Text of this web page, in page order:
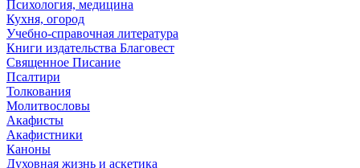
Психология, медицина
Кухня, огород
Учебно-справочная литература
Книги издательства Благовест
Священное Писание
Псалтири
Толкования
Молитвословы
Акафисты
Акафистники
Каноны
Духовная жизнь и аскетика